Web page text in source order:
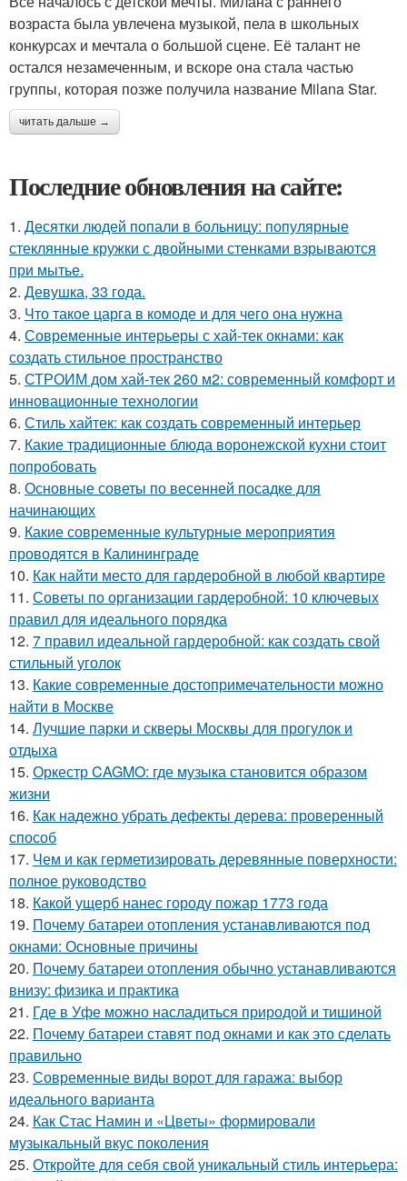
возраста была увлечена музыкой, пела в школьных
конкурсах и мечтала о большой сцене. Её талант не
остался незамеченным, и вскоре она стала частью
группы, которая позже получила название Milana Star.
читать дальше →
Последние обновления на сайте:
1. Десятки людей попали в больницу: популярные
стеклянные кружки с двойными стенками взрываются
при мытье.
2. Девушка, 33 года.
3. Что такое царга в комоде и для чего она нужна
4. Современные интерьеры с хай-тек окнами: как
создать стильное пространство
5. СТРОИМ дом хай-тек 260 м2: современный комфорт и
инновационные технологии
6. Стиль хайтек: как создать современный интерьер
7. Какие традиционные блюда воронежской кухни стоит
попробовать
8. Основные советы по весенней посадке для
начинающих
9. Какие современные культурные мероприятия
проводятся в Калининграде
10. Как найти место для гардеробной в любой квартире
11. Советы по организации гардеробной: 10 ключевых
правил для идеального порядка
12. 7 правил идеальной гардеробной: как создать свой
стильный уголок
13. Какие современные достопримечательности можно
найти в Москве
14. Лучшие парки и скверы Москвы для прогулок и
отдыха
15. Оркестр CAGMO: где музыка становится образом
жизни
16. Как надежно убрать дефекты дерева: проверенный
способ
17. Чем и как герметизировать деревянные поверхности:
полное руководство
18. Какой ущерб нанес городу пожар 1773 года
19. Почему батареи отопления устанавливаются под
окнами: Основные причины
20. Почему батареи отопления обычно устанавливаются
внизу: физика и практика
21. Где в Уфе можно насладиться природой и тишиной
22. Почему батареи ставят под окнами и как это сделать
правильно
23. Современные виды ворот для гаража: выбор
идеального варианта
24. Как Стас Намин и «Цветы» формировали
музыкальный вкус поколения
25. Откройте для себя свой уникальный стиль интерьера: